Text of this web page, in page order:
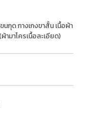
กุด กางเกงขาสั้น เนื้อผ้า
ามาโครเนื้อละเอียด)